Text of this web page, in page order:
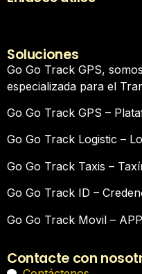
Soluciones
Go Go Track GPS,
especializada para el
Go Go Track GPS –
Go Go Track Logistic –
Go Go Track Taxis –
Go Go Track ID –
Go Go Track Movil –
Contacte con